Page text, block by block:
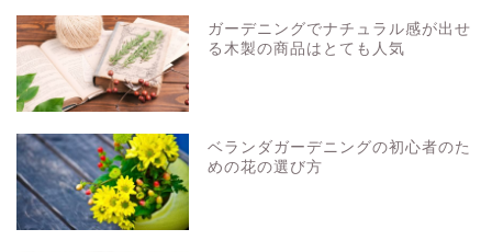
ガーデニングでナチュラル感が出せ
る木製の商品はとても人気
ベランダガーデニングの初心者のた
めの花の選び方